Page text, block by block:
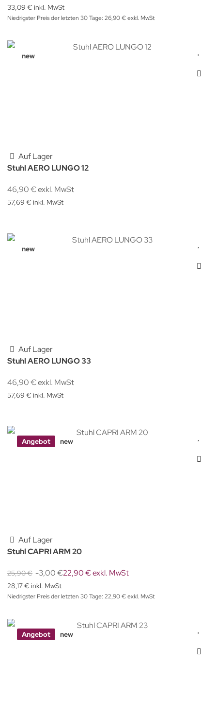
33,09 € inkl. MwSt
Niedrigster Preis der letzten 30 Tage: 26,90 € exkl. MwSt
new
Auf Lager
Stuhl AERO LUNGO 12
46,90 € exkl. MwSt
57,69 € inkl. MwSt
new
Auf Lager
Stuhl AERO LUNGO 33
46,90 € exkl. MwSt
57,69 € inkl. MwSt
Angebot new
Auf Lager
Stuhl CAPRI ARM 20
25,90 € -3,00 €22,90 € exkl. MwSt
28,17 € inkl. MwSt
Niedrigster Preis der letzten 30 Tage: 22,90 € exkl. MwSt
Angebot new